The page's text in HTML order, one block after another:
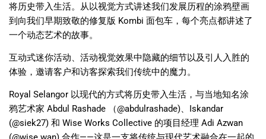
将历史带入生活。从以视觉方式讲述我们发展历程的涂鸦壁画
到向我们早期致敬的修复版 Kombi 面包车，每个亮点都讲述了
一个动态艺术的故事。
互动式迷你活动、活动视觉效果中隐藏的细节以及引人入胜的
体验，邀请客户和访客探索我们传统中的魔力。
Royal Selangor 以现代的方式将历史带入生活，与当地知名涂
鸦艺术家 Abdul Rashade （@abdulrashade)、
Iskandar
(@siek27) 和 Wise Works Collective 的项目经理 Adi Azwan